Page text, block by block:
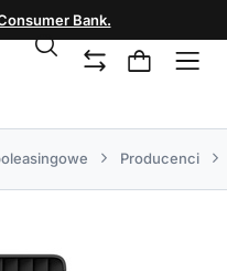
Bank.
Producenci